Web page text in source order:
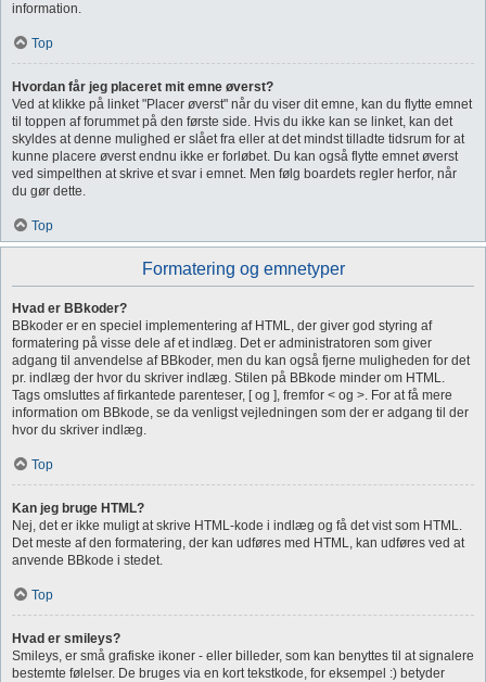
information.
Top
Hvordan får jeg placeret mit emne øverst?
Ved at klikke på linket "Placer øverst" når du viser dit emne, kan du flytte emnet
til toppen af forummet på den første side. Hvis du ikke kan se linket, kan det
skyldes at denne mulighed er slået fra eller at det mindst tilladte tidsrum for at
kunne placere øverst endnu ikke er forløbet. Du kan også flytte emnet øverst
ved simpelthen at skrive et svar i emnet. Men følg boardets regler herfor, når
du gør dette.
Top
Formatering og emnetyper
Hvad er BBkoder?
BBkoder er en speciel implementering af HTML, der giver god styring af
formatering på visse dele af et indlæg. Det er administratoren som giver
adgang til anvendelse af BBkoder, men du kan også fjerne muligheden for det
pr. indlæg der hvor du skriver indlæg. Stilen på BBkode minder om HTML.
Tags omsluttes af firkantede parenteser, [ og ], fremfor < og >. For at få mere
information om BBkode, se da venligst vejledningen som der er adgang til der
hvor du skriver indlæg.
Top
Kan jeg bruge HTML?
Nej, det er ikke muligt at skrive HTML-kode i indlæg og få det vist som HTML.
Det meste af den formatering, der kan udføres med HTML, kan udføres ved at
anvende BBkode i stedet.
Top
Hvad er smileys?
Smileys, er små grafiske ikoner - eller billeder, som kan benyttes til at signalere
bestemte følelser. De bruges via en kort tekstkode, for eksempel :) betyder